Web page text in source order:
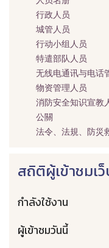
行政人员
城管人员
行动小组人员
特遣部队人员
无线电通讯与电话
物资管理人员
消防安全知识宣教
公關
法令、法規、防災
สถิติผู้เข้าชมเ
กำลังใช้งาน
ผู้เข้าชมวันนี้